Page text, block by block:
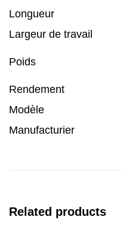
Longueur
Largeur de travail
Poids
Rendement
Modèle
Manufacturier
Related products